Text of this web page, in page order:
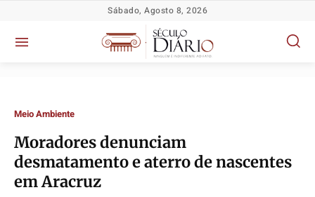
Sábado, Agosto 8, 2026
Meio Ambiente
Moradores denunciam
desmatamento e aterro de nascentes
em Aracruz